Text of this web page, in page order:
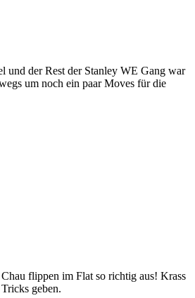
und der Rest der Stanley WE Gang war
um noch ein paar Moves für die
flippen im Flat so richtig aus! Krass
geben.